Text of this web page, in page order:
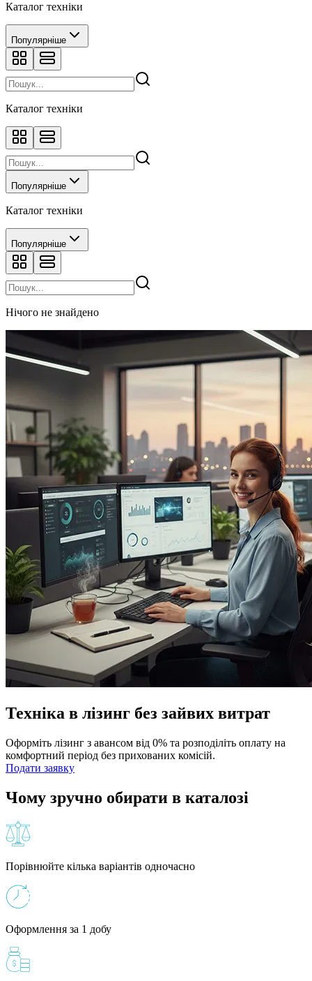
Каталог техніки
Популярніше
Каталог техніки
Популярніше
Каталог техніки
Популярніше
Нічого не знайдено
Техніка в лізинг без зайвих витрат
Оформіть лізинг з авансом від 0% та розподіліть оплату на
комфортний період без прихованих комісій.
Подати заявку
Чому зручно обирати в каталозі
Порівнюйте кілька варіантів одночасно
Оформлення за 1 добу